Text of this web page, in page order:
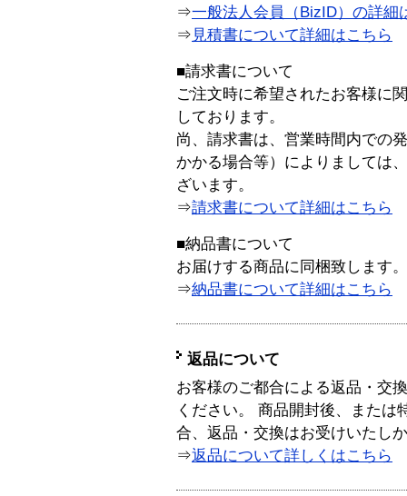
⇒一般法人会員（BizID）の詳細
⇒ 見積書について詳細はこちら
■請求書について
ご注文時に希望されたお客様に
しております。
尚、請求書は、営業時間内での
かかる場合等）によりましては
ざいます。
⇒請求書について詳細はこちら
■納品書について
お届けする商品に同梱致します。
⇒納品書について詳細はこちら
返品について
お客様のご都合による返品・交
ください。 商品開封後、または
合、返品・交換はお受けいたし
⇒返品について詳しくはこちら